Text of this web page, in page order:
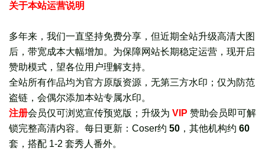
关于本站运营说明
多年来，我们一直坚持免费分享，但近期全站升级高清大图
后，带宽成本大幅增加。为保障网站长期稳定运营，现开启
赞助模式，望各位用户理解支持。
全站所有作品均为官方原版资源，无第三方水印；仅为防范
盗链，会偶尔添加本站专属水印。
注册会员仅可浏览宣传预览版 ； 升级为 VIP 赞助会员即可解
锁完整高清内容。每日更新： Coser约 50 ，其他机构约 60
套， 搭配 1-2 套秀人番外。